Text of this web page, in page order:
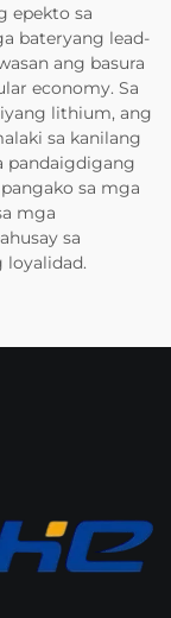
epekto sa
bateryang lead-
ang basura
economy. Sa
lithium, ang
sa kanilang
pandaigdigang
sa mga
mga
sa
loyalidad.